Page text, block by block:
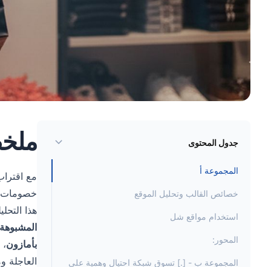
جدول المحتوى
المجموعة أ
خصائص القالب وتحليل الموقع
استخدام مواقع شل
المحور:
المجموعة ب - [.] تسوق شبكة احتيال وهمية على
مع
خصومات
هذا
المشبوهة
بأمازون
العاجلة